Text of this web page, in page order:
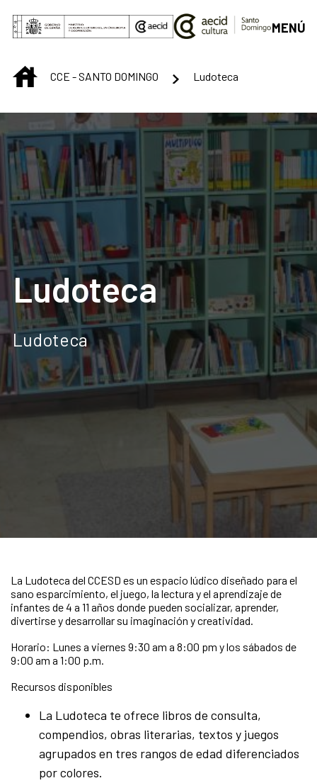
Saltar al contenido principal
MENÚ
INICIOCCE - SANTO DOMINGO Ludoteca
Ludoteca
Ludoteca
La Ludoteca del CCESD es un espacio lúdico diseñado para el
sano esparcimiento, el juego, la lectura y el aprendizaje de
infantes de 4 a 11 años donde pueden socializar, aprender,
divertirse y desarrollar su imaginación y creatividad.
Horario: Lunes a viernes 9:30 am a 8:00 pm y los sábados de
9:00 am a 1:00 p.m.
Recursos disponibles
La Ludoteca te ofrece libros de consulta,
compendios, obras literarias, textos y juegos
agrupados en tres rangos de edad diferenciados
por colores.